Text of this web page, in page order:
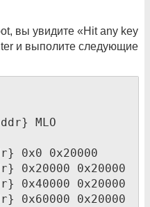
вы увидите «Hit any key
и выполите следующие
MLO
0x0 0x20000
0x20000 0x20000
0x40000 0x20000
0x60000 0x20000